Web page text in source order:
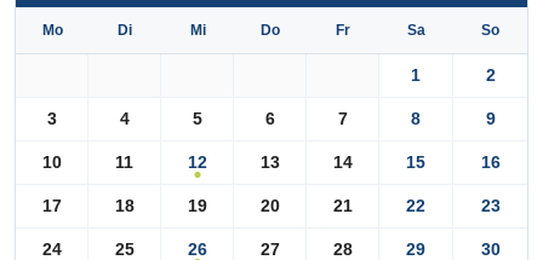
Mo Di Mi Do Fr Sa So
1 2
3 4 5 6 7 8 9
10 11 12 13 14 15 16
17 18 19 20 21 22 23
24 25 26 27 28 29 30